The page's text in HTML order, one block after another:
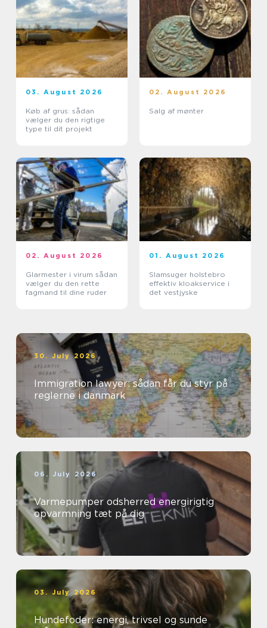
03. August 2026
Køb af grus: sådan
vælger du den rigtige
type til dit projekt
02. August 2026
Salg af mønter
02. August 2026
Glarmester i virum sådan
vælger du den rette
fagmand til dine ruder
01. August 2026
Slamsuger holstebro
effektiv kloakservice i
det vestjyske
30. July 2026
Immigration lawyer: sådan får du styr på
reglerne i danmark
06. July 2026
Varmepumper odsherred energirigtig
opvarmning tæt på dig
03. July 2026
Hundefoder: energi, trivsel og sunde